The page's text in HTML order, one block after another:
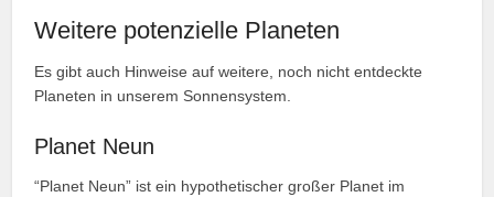
Weitere potenzielle Planeten
Es gibt auch Hinweise auf weitere, noch nicht entdeckte
Planeten in unserem Sonnensystem.
Planet Neun
“Planet Neun” ist ein hypothetischer großer Planet im